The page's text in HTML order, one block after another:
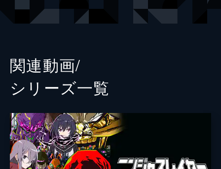
わらいなく
関連動画/
シリーズ⼀覧